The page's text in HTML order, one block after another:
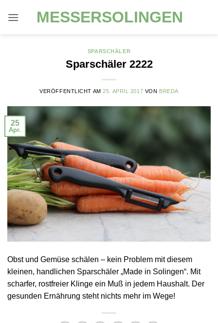
Inhalt
MESSERSOLINGEN
SPARSCHÄLER
Sparschäler 2222
VERÖFFENTLICHT AM25. APRIL 2017 VON BREDA
25
Apr.
Obst und Gemüse schälen – kein Problem mit diesem
kleinen, handlichen Sparschäler „Made in Solingen“. Mit
scharfer, rostfreier Klinge ein Muß in jedem Haushalt. Der
gesunden Ernährung steht nichts mehr im Wege!